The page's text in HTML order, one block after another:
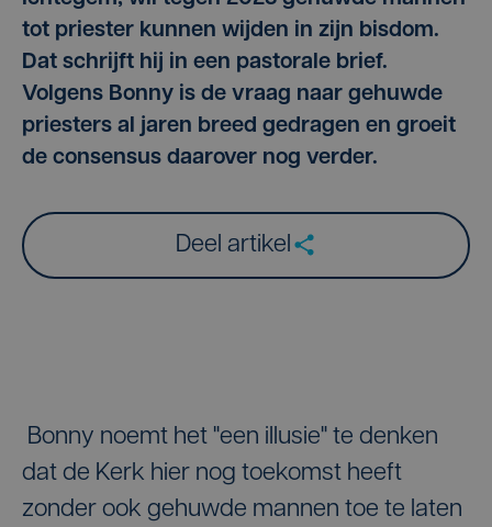
tot priester kunnen wijden in zijn bisdom.
Dat schrijft hij in een pastorale brief.
Volgens Bonny is de vraag naar gehuwde
priesters al jaren breed gedragen en groeit
de consensus daarover nog verder.
Deel artikel
Bonny noemt het "een illusie" te denken
dat de Kerk hier nog toekomst heeft
zonder ook gehuwde mannen toe te laten